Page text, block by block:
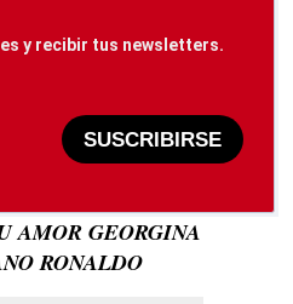
y recibir tus newsletters.
SUSCRIBIRSE
AMOR GEORGINA
RONALDO